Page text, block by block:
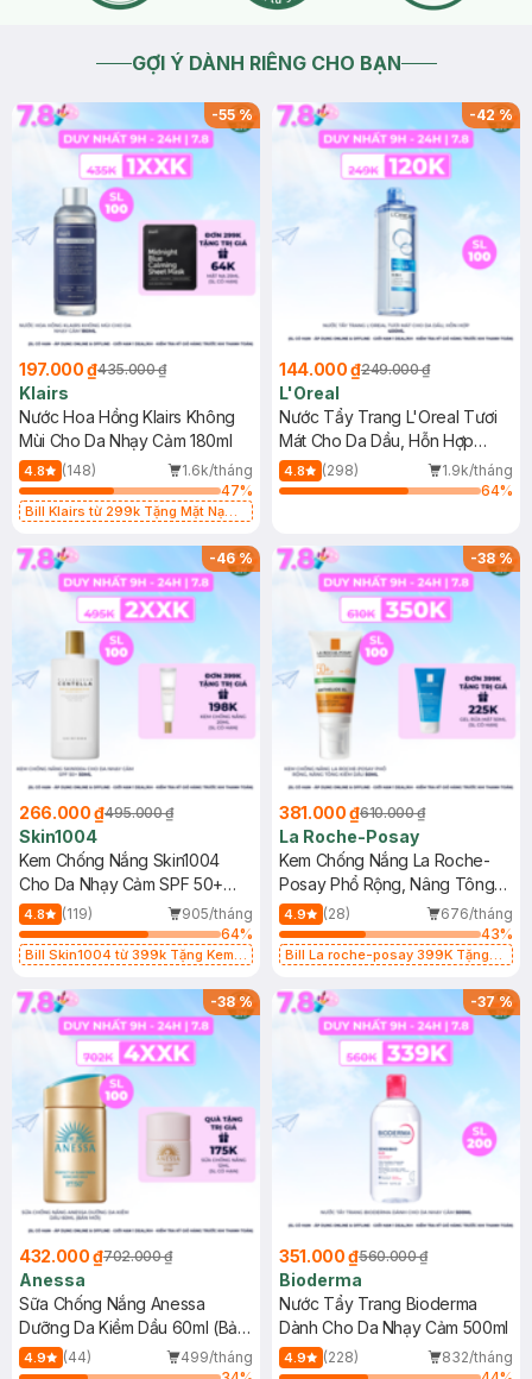
GỢI Ý DÀNH RIÊNG CHO BẠN
-55%
197.000 ₫435.000 ₫
Klairs
Nước Hoa Hồng Klairs Không
Mùi Cho Da Nhạy Cảm 180ml
4.8 (148)
1.6k/tháng
47%
Bill Klairs từ 299k Tặng Mặt Nạ
25ml (SL Có Hạn)
-42%
144.000 ₫249.000 ₫
L'Oreal
Nước Tẩy Trang L'Oreal Tươi
Mát Cho Da Dầu, Hỗn Hợp
400ml
4.8 (298)
1.9k/tháng
64%
-46%
266.000 ₫495.000 ₫
Skin1004
Kem Chống Nắng Skin1004
Cho Da Nhạy Cảm SPF 50+
50ml
4.8 (119)
905/tháng
64%
Bill Skin1004 từ 399k Tặng Kem
SPF 50+ 20ml (SL Có Hạn)
-38%
381.000 ₫610.000 ₫
La Roche-Posay
Kem Chống Nắng La Roche-
Posay Phổ Rộng, Nâng Tông
Kiềm Dầu 50ml
4.9 (28)
676/tháng
43%
Bill La roche-posay 399K Tặng
(SL có hạn)
-38%
432.000 ₫702.000 ₫
Anessa
Sữa Chống Nắng Anessa
Dưỡng Da Kiềm Dầu 60ml (Bản
Mới)
4.9 (44)
499/tháng
-37%
351.000 ₫560.000 ₫
Bioderma
Nước Tẩy Trang Bioderma
Dành Cho Da Nhạy Cảm 500ml
4.9 (228)
832/tháng